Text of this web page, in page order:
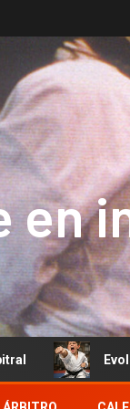
en
Evolución del